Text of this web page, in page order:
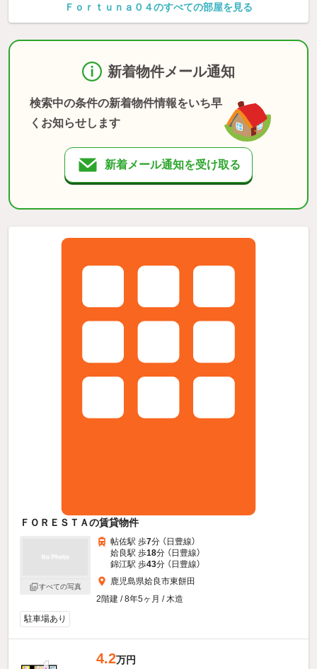
Ｆｏｒｔｕｎａ０４のすべての部屋を見る
新着物件メール通知
検索中の条件の新着物件情報をいち早
くお知らせします
新着メール通知を受け取る
ＦＯＲＥＳＴＡの賃貸物件
すべての写真
帖佐駅 歩7分 （日豊線）
姶良駅 歩18分 （日豊線）
錦江駅 歩43分 （日豊線）
鹿児島県姶良市東餅田
2階建 / 8年5ヶ月 / 木造
駐車場あり
4.2万円